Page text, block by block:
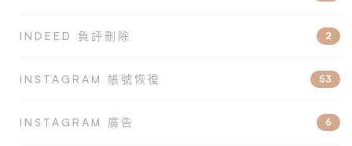
INDEED 負評刪除 2
INSTAGRAM 帳號恢復 53
INSTAGRAM 廣告 6